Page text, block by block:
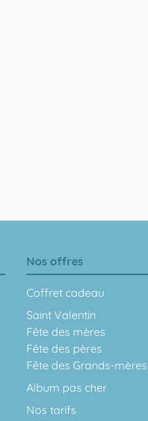
Nos offres
Coffret cadeau
Saint Valentin
Fête des mères
Fête des pères
Fête des Grands-mères
Album pas cher
Nos tarifs